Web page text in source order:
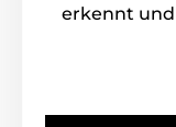
erkennt und